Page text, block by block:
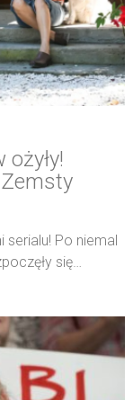
Zemsty
Po niemal
się…